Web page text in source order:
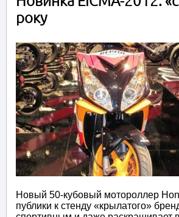
року
Новый 50-кубовый мотороллер
публики к стенду «крылатого»